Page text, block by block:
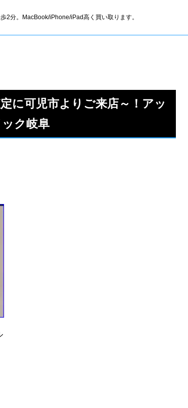
2分。MacBook/iPhone/iPad高く買い取ります。
に可児市よりご来店～！アッ
ク岐阜